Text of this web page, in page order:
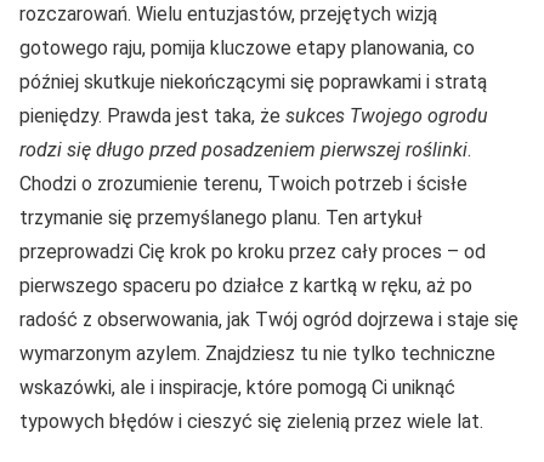
rozczarowań. Wielu entuzjastów, przejętych wizją
gotowego raju, pomija kluczowe etapy planowania, co
później skutkuje niekończącymi się poprawkami i stratą
pieniędzy. Prawda jest taka, że sukces Twojego ogrodu
rodzi się długo przed posadzeniem pierwszej roślinki.
Chodzi o zrozumienie terenu, Twoich potrzeb i ścisłe
trzymanie się przemyślanego planu. Ten artykuł
przeprowadzi Cię krok po kroku przez cały proces – od
pierwszego spaceru po działce z kartką w ręku, aż po
radość z obserwowania, jak Twój ogród dojrzewa i staje się
wymarzonym azylem. Znajdziesz tu nie tylko techniczne
wskazówki, ale i inspiracje, które pomogą Ci uniknąć
typowych błędów i cieszyć się zielenią przez wiele lat.